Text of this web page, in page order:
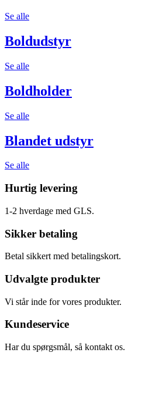
Se alle
Boldudstyr
Se alle
Boldholder
Se alle
Blandet udstyr
Se alle
Hurtig levering
1-2 hverdage med GLS.
Sikker betaling
Betal sikkert med betalingskort.
Udvalgte produkter
Vi står inde for vores produkter.
Kundeservice
Har du spørgsmål, så kontakt os.